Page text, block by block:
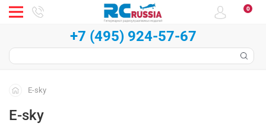
0
+7 (495) 924-57-67
E-sky
E-sky